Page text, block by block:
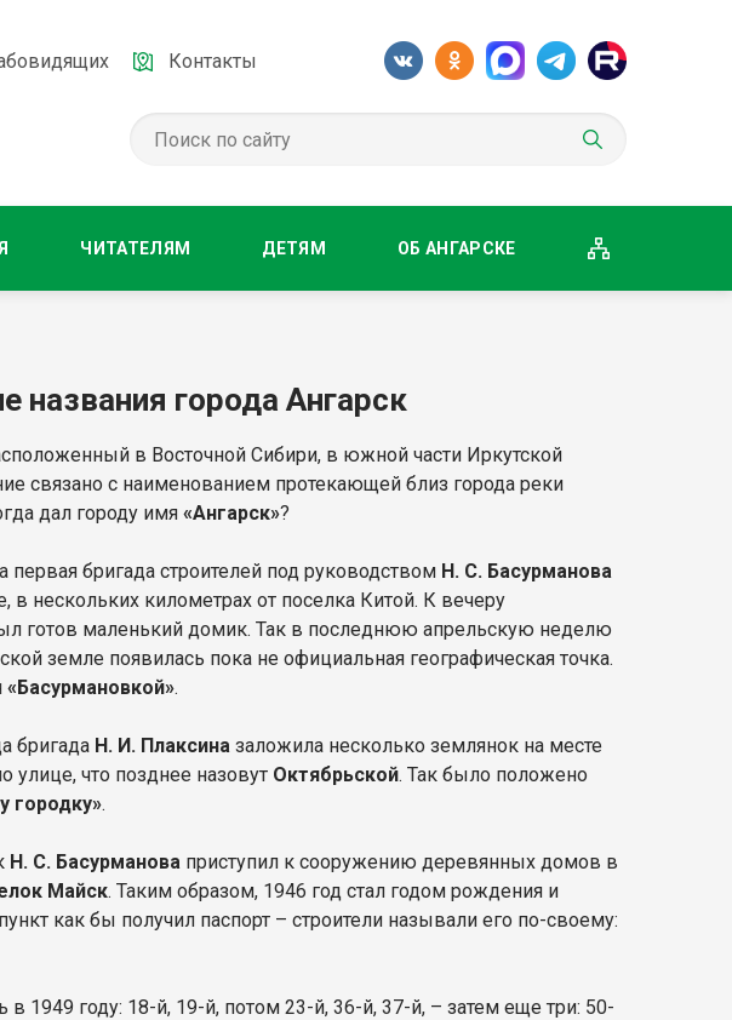
Контакты
ЧИТАТЕЛЯМ ДЕТЯМ ОБ АНГАРСКЕ
названия города Ангарск
в Восточной Сибири, в южной части Иркутской
связано с наименованием протекающей близ города реки
дал городу имя«Ангарск»?
первая бригада строителей под руководством Н. С. Басурманова
в нескольких километрах от поселка Китой. К вечеру
готов маленький домик. Так в последнюю апрельскую неделю
земле появилась пока не официальная географическая точка.
«Басурмановкой».
бригада Н. И. Плаксина заложила несколько землянок на месте
улице, что позднее назовут Октябрьской. Так было положено
городку».
Н. С. Басурманова приступил к сооружению деревянных домов в
Майск. Таким образом, 1946 год стал годом рождения и
как бы получил паспорт – строители называли его по-своему:
1949 году: 18-й, 19-й, потом 23-й, 36-й, 37-й, – затем еще три: 50-